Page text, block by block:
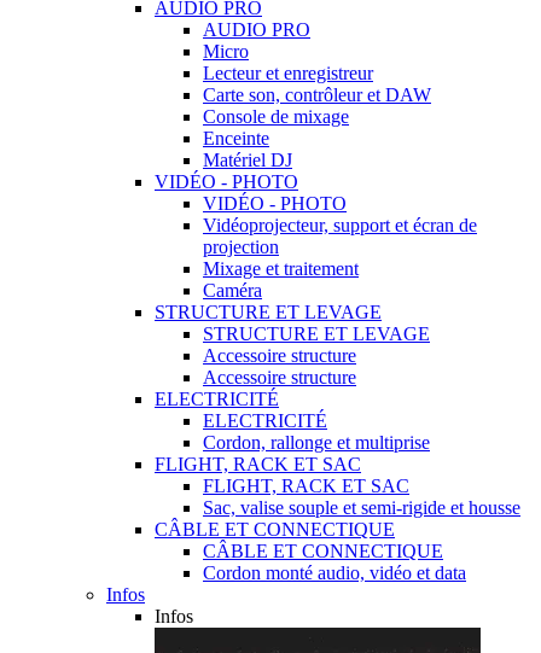
AUDIO PRO
AUDIO PRO
Micro
Lecteur et enregistreur
Carte son, contrôleur et DAW
Console de mixage
Enceinte
Matériel DJ
VIDÉO - PHOTO
VIDÉO - PHOTO
Vidéoprojecteur, support et écran de
projection
Mixage et traitement
Caméra
STRUCTURE ET LEVAGE
STRUCTURE ET LEVAGE
Accessoire structure
Accessoire structure
ELECTRICITÉ
ELECTRICITÉ
Cordon, rallonge et multiprise
FLIGHT, RACK ET SAC
FLIGHT, RACK ET SAC
Sac, valise souple et semi-rigide et housse
CÂBLE ET CONNECTIQUE
CÂBLE ET CONNECTIQUE
Cordon monté audio, vidéo et data
Infos
Infos